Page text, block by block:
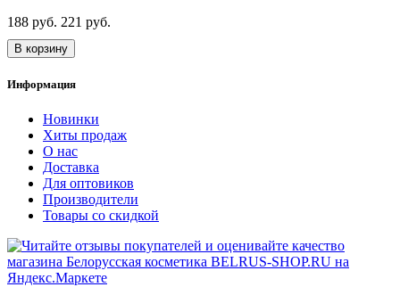
188 руб. 221 руб.
В корзину
Информация
Новинки
Хиты продаж
О нас
Доставка
Для оптовиков
Производители
Товары со скидкой